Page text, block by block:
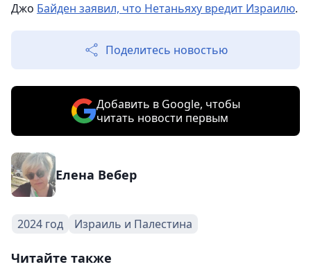
Джо Байден заявил, что Нетаньяху вредит Израилю.
Поделитесь новостью
Добавить в Google, чтобы
читать новости первым
Елена Вебер
2024 год Израиль и Палестина
Читайте также